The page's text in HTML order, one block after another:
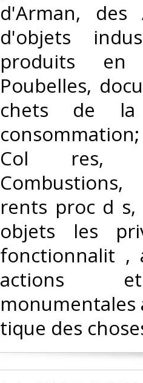
d'Arman, des
d'objets
produits
Poubelles,
chets de
Col res,
rents proc d
objets les
fonctionnalit ,
actions
tique des